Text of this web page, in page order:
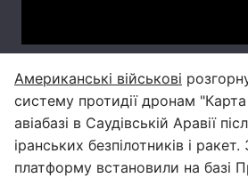
Американські військові
систему протидії дронам
авіабазі в Саудівській Аравії
іранських безпілотників і
платформу встановили на базі